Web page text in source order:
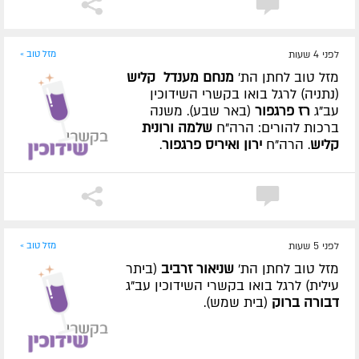
לפני 4 שעות מזל טוב »
מזל טוב לחתן הת' מנחם מענדל קליש
(נתניה) לרגל בואו בקשרי השידוכין
עב"ג רז פרגפור (באר שבע). משנה
ברכות להורים: הרה"ח שלמה ורונית
קליש. הרה"ח ירון ואיריס פרגפור.
לפני 5 שעות מזל טוב »
מזל טוב לחתן הת' שניאור זרביב (ביתר
עילית) לרגל בואו בקשרי השידוכין עב"ג
דבורה ברוק (בית שמש).